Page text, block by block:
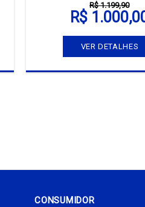
R$ 1.199,90
R$
VER DETALHES
CONSUMIDOR